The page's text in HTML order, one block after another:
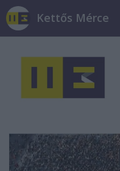
Kettős Mérce